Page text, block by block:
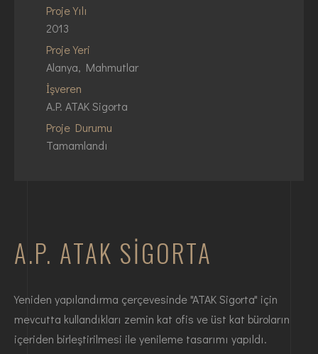
Proje Yılı
2013
Proje Yeri
Alanya, Mahmutlar
İşveren
A.P. ATAK Sigorta
Proje Durumu
Tamamlandı
A.P. ATAK SIGORTA
Yeniden yapılandırma çerçevesinde "ATAK Sigorta" için
mevcutta kullandıkları zemin kat ofis ve üst kat büroların
içeriden birleştirilmesi ile yenileme tasarımı yapıldı.